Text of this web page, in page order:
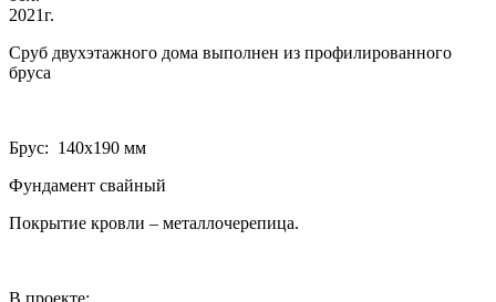
2021г.
Сруб двухэтажного дома выполнен из профилированного
бруса
Брус: 140­х190 мм
Фундамент свайный
Покрытие кровли – металлочерепица.
В проекте: